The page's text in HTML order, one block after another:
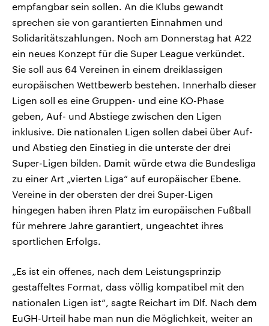
empfangbar sein sollen. An die Klubs gewandt
sprechen sie von garantierten Einnahmen und
Solidaritätszahlungen. Noch am Donnerstag hat A22
ein neues Konzept für die Super League verkündet.
Sie soll aus 64 Vereinen in einem dreiklassigen
europäischen Wettbewerb bestehen. Innerhalb dieser
Ligen soll es eine Gruppen- und eine KO-Phase
geben, Auf- und Abstiege zwischen den Ligen
inklusive. Die nationalen Ligen sollen dabei über Auf-
und Abstieg den Einstieg in die unterste der drei
Super-Ligen bilden. Damit würde etwa die Bundesliga
zu einer Art „vierten Liga“ auf europäischer Ebene.
Vereine in der obersten der drei Super-Ligen
hingegen haben ihren Platz im europäischen Fußball
für mehrere Jahre garantiert, ungeachtet ihres
sportlichen Erfolgs.
„Es ist ein offenes, nach dem Leistungsprinzip
gestaffeltes Format, dass völlig kompatibel mit den
nationalen Ligen ist“, sagte Reichart im Dlf. Nach dem
EuGH-Urteil habe man nun die Möglichkeit, weiter an